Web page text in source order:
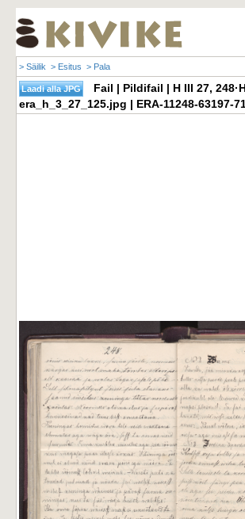
> Säilik > Esitus > Pala
Fail | Pildifail | H III 27,
era_h_3_27_125.jpg | ERA-11248-63197-